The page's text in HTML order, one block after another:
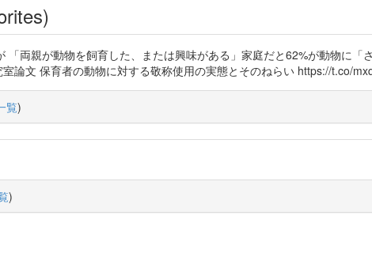
両親が動物を飼育した、または興味がある」家庭だと62%が動物に「
論文 保育者の動物に対する敬称使用の実態とそのねらい https://t.co/
覧)
)